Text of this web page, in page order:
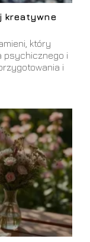
kreatywne
który
psychicznego i
i